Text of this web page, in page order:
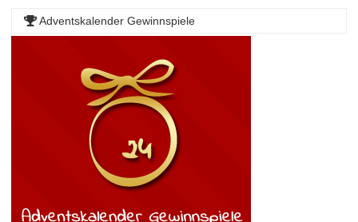
Adventskalender Gewinnspiele